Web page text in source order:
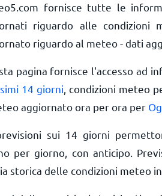
fornisce tutte le
riguardo alle condizioni
riguardo al meteo - dati
pagina fornisce l'accesso ad
14 giorni , condizioni meteo
aggiornato ora per ora per
sui 14 giorni
per giorno, con anticipo.
storica delle condizioni meteo